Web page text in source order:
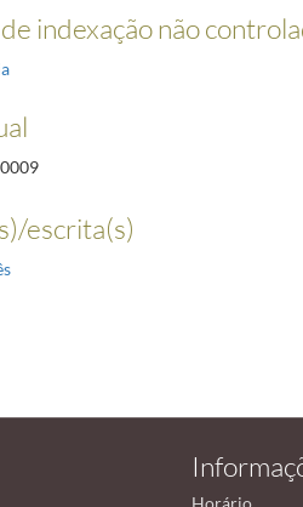
indexação não
escrita(s)
Horário